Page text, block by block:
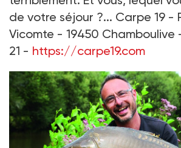
de votre séjour ?... Carpe 19 -
Vicomte - 19450 Chamboulive
21 - https://carpe19.com